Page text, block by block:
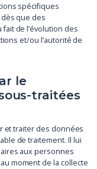
spécifiques
que des
de l’évolution des
et/ou l’autorité de
le
traitées
et traiter des données
de traitement. Il lui
aux personnes
moment de la collecte